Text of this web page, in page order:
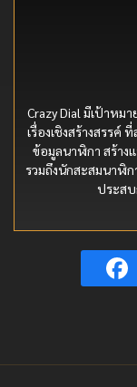
Crazy Dial มีเป้าหม
เรื่องเชิงสร้างสรรค์
ข้อมูลนาฬิกา สร้าง
รวมถึงนักสะสมนาฬิ
ประสบ